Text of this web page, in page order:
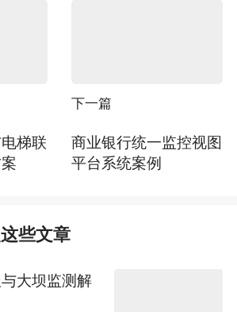
梯联
下一篇
商业银行统一监控视图
平台系统案例
些文章
大坝监测解